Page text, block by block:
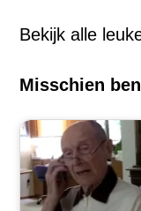
Bekijk alle
Misschien